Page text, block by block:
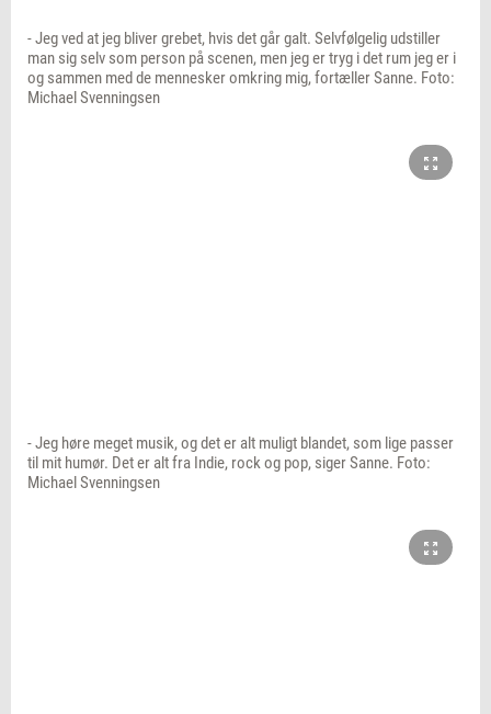
- Jeg ved at jeg bliver grebet, hvis det går galt. Selvfølgelig udstiller
man sig selv som person på scenen, men jeg er tryg i det rum jeg er i
og sammen med de mennesker omkring mig, fortæller Sanne. Foto:
Michael Svenningsen
- Jeg høre meget musik, og det er alt muligt blandet, som lige passer
til mit humør. Det er alt fra Indie, rock og pop, siger Sanne. Foto:
Michael Svenningsen